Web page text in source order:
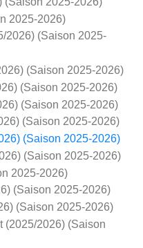
2025-2026)
2026) (Saison 2025-
(Saison 2025-2026)
(Saison 2025-2026)
(Saison 2025-2026)
(Saison 2025-2026)
(Saison 2025-2026)
(Saison 2025-2026)
2025-2026)
(Saison 2025-2026)
(Saison 2025-2026)
(2025/2026) (Saison